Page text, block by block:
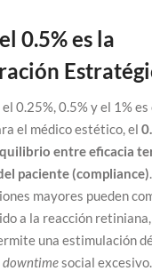
0.5% es la
0.25%, 0.5% y el 1%
el médico estético, el
entre eficacia
paciente (compliance)
mayores pueden
a la reacción
una estimulación
downtimesocial excesivo.